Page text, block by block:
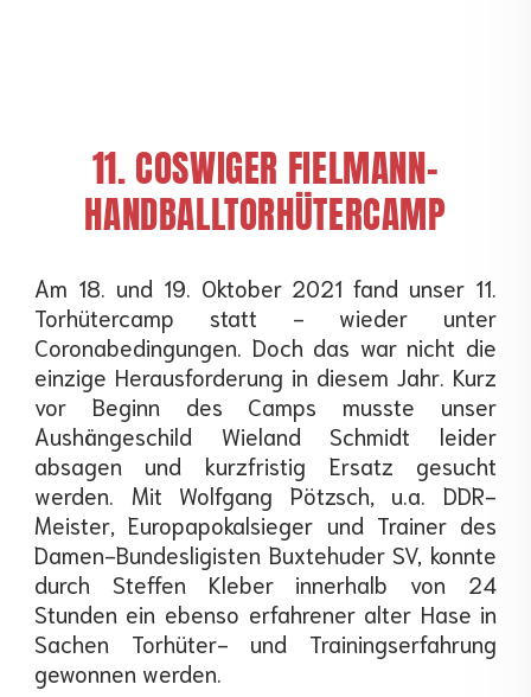
11. COSWIGER FIELMANN-
HANDBALLTORHÜTERCAMP
Am 18. und 19. Oktober 2021 fand unser 11.
Torhütercamp statt - wieder unter
Coronabedingungen. Doch das war nicht die
einzige Herausforderung in diesem Jahr. Kurz
vor Beginn des Camps musste unser
Aushängeschild Wieland Schmidt leider
absagen und kurzfristig Ersatz gesucht
werden. Mit Wolfgang Pötzsch, u.a. DDR-
Meister, Europapokalsieger und Trainer des
Damen-Bundesligisten Buxtehuder SV, konnte
durch Steffen Kleber innerhalb von 24
Stunden ein ebenso erfahrener alter Hase in
Sachen Torhüter- und Trainingserfahrung
gewonnen werden.